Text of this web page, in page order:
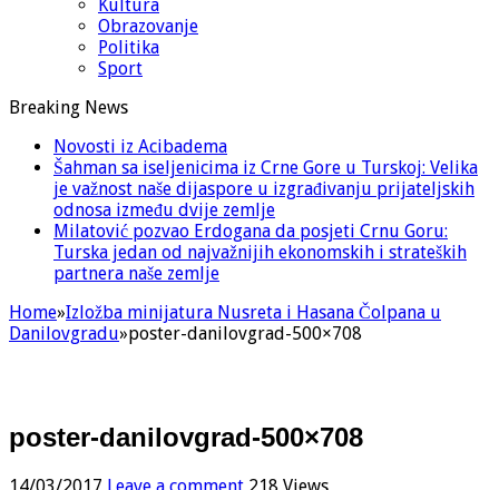
Kultura
Obrazovanje
Politika
Sport
Breaking News
Novosti iz Acibadema
Šahman sa iseljenicima iz Crne Gore u Turskoj: Velika
je važnost naše dijaspore u izgrađivanju prijateljskih
odnosa između dvije zemlje
Milatović pozvao Erdogana da posjeti Crnu Goru:
Turska jedan od najvažnijih ekonomskih i strateških
partnera naše zemlje
Home»Izložba minijatura Nusreta i Hasana Čolpana u
Danilovgradu»poster-danilovgrad-500×708
poster-danilovgrad-500×708
14/03/2017 Leave a comment 218 Views